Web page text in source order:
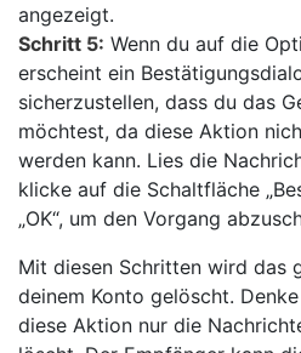
angezeigt.
Schritt 5: Wenn du auf die
erscheint ein
sicherzustellen, dass du das
möchtest, da diese Aktion
werden kann. Lies die
klicke auf die Schaltfläche
„OK“, um den Vorgang
Mit diesen Schritten wird das
deinem Konto gelöscht.
diese Aktion nur die